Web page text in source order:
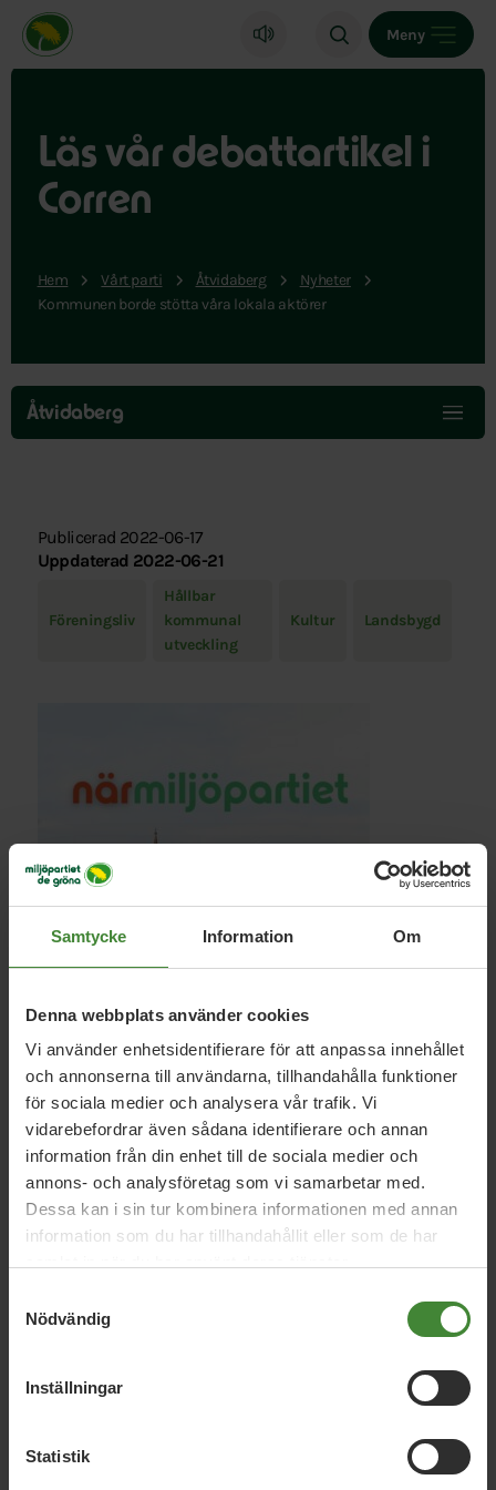
Samtycke Information Om
Denna webbplats använder cookies
Vi använder enhetsidentifierare för att anpassa innehållet
och annonserna till användarna, tillhandahålla funktioner
för sociala medier och analysera vår trafik. Vi
vidarebefordrar även sådana identifierare och annan
information från din enhet till de sociala medier och
annons- och analysföretag som vi samarbetar med.
Dessa kan i sin tur kombinera informationen med annan
information som du har tillhandahållit eller som de har
Nödvändig
Inställningar
Statistik
Miljöpartiet de gröna, startsida
Meny
Läs vår debattartikel i
Corren
Hem Vårt parti Åtvidaberg
Nyheter
Kommunen borde stötta våra lokala aktörer
Hoppa
över
menyn
Åtvidaberg
Publicerad 2022-06-17
Uppdaterad 2022-06-21
Föreningsliv
Hållbar
kommunal
utveckling
Kultur Landsbygd
Kommunen borde stötta och stärka våra lokala aktörer och
vårt lokala civilsamhälle. Genom att skapa en bättre
infrastruktur för detta med lokaler, anpassade avtal och
ett medvetet, långsiktigt stöd från kommunens håll kan vi
både göra just det och bli en mer attraktiv kommun att bo
i. Läs vår debattartikel i Corren:
https://corren.se/debatt/artikel/vi-maste-stotta-vara-
lokala-lantbrukare/r9xeg45r?
fbclid=IwAR2xib_5gWPaMJ_YTamIS1XXCZNnuw1v-